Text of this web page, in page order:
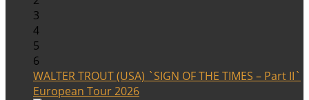
3
4
5
6
WALTER TROUT (USA) `SIGN OF THE TIMES – Part II`
European Tour 2026